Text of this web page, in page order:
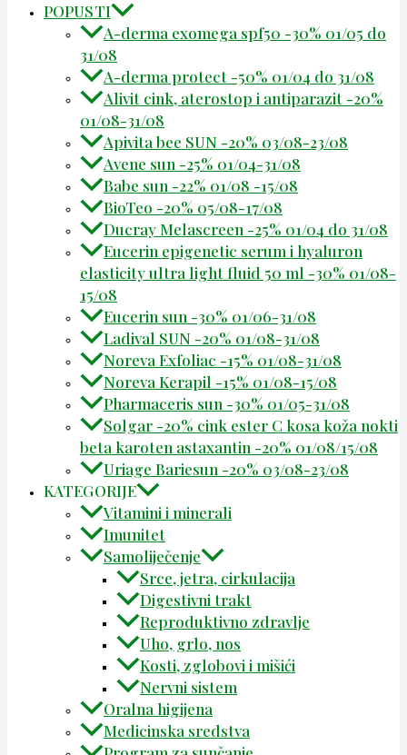
POPUSTI
A-derma exomega spf50 -30% 01/05 do
31/08
A-derma protect -50% 01/04 do 31/08
Alivit cink, aterostop i antiparazit -20%
01/08-31/08
Apivita bee SUN -20% 03/08-23/08
Avene sun -25% 01/04-31/08
Babe sun -22% 01/08 -15/08
BioTeo -20% 05/08-17/08
Ducray Melascreen -25% 01/04 do 31/08
Eucerin epigenetic serum i hyaluron
elasticity ultra light fluid 50 ml -30% 01/08-
15/08
Eucerin sun -30% 01/06-31/08
Ladival SUN -20% 01/08-31/08
Noreva Exfoliac -15% 01/08-31/08
Noreva Kerapil -15% 01/08-15/08
Pharmaceris sun -30% 01/05-31/08
Solgar -20% cink ester C kosa koža nokti
beta karoten astaxantin -20% 01/08/15/08
Uriage Bariesun -20% 03/08-23/08
KATEGORIJE
Vitamini i minerali
Imunitet
Samoliječenje
Srce, jetra, cirkulacija
Digestivni trakt
Reproduktivno zdravlje
Uho, grlo, nos
Kosti, zglobovi i mišići
Nervni sistem
Oralna higijena
Medicinska sredstva